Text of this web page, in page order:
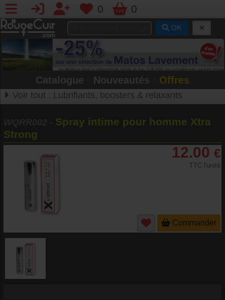
0 0
OK
Catalogue Nouveautés Offres
Voir tout : Lubrifiants, boosters & relaxants
Spray intime pour homme Xtra
Strong
12.00 €
TTC l'unité
Commander